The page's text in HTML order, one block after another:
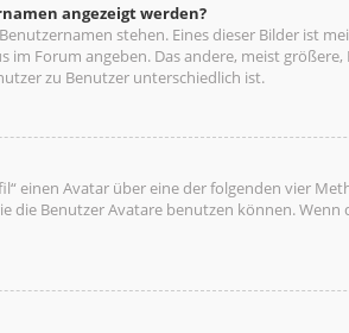
angezeigt werden?
stehen. Eines dieser Bilder ist
Forum angeben. Das andere, meist
zu Benutzer unterschiedlich ist.
einen Avatar über eine der folgenden vier
die Benutzer Avatare benutzen können.